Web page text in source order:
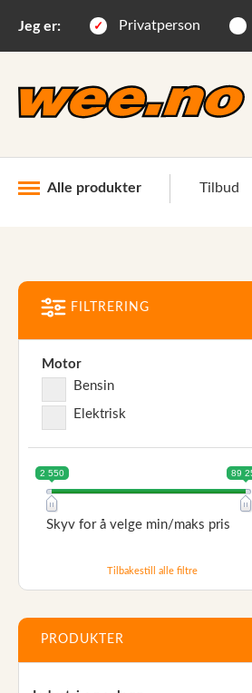
Jeg er: Privatperson
Alle produkter Tilbud
Skogsutstyr
Hjem, hage, fritid og sjø
Vinter og snøutstyr
Reservedeler
Nye Wee produkter
Tilbud
Lagertømming
FILTRERING
Motor
Bensin
Elektrisk
2 550 89
Skyv for å velge min/maks pris
Tilbakestill alle filtre
PRODUKTER